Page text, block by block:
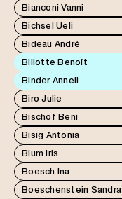
Bianconi Vanni
Bichsel Ueli
Bideau André
Billotte Benoît
Binder Anneli
Biro Julie
Bischof Beni
Bisig Antonia
Blum Iris
Boesch Ina
Boeschenstein Sandra